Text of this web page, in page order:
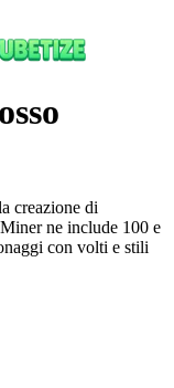
creazione di
ne include 100 e
con volti e stili